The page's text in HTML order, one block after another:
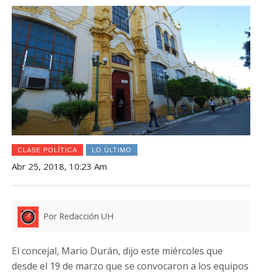
CLASE POLÍTICA LO ÚLTIMO
Abr 25, 2018, 10:23 Am
Por Redacción UH
El concejal, Mario Durán, dijo este miércoles que
desde el 19 de marzo que se convocaron a los equipos